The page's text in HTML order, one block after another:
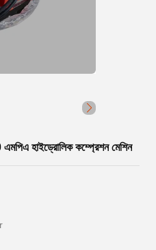
হাইড্রোলিক কম্প্রেশন মেশিন